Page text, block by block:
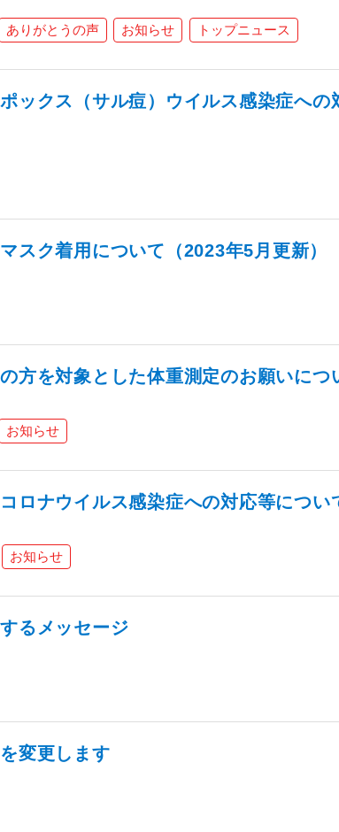
ありがとうの声 お知らせ トップニュース
ックス（サル痘）ウイルス感染症への
スク着用について（2023年5月更新）
方を対象とした体重測定のお願いにつ
お知らせ
ロナウイルス感染症への対応等につい
お知らせ
るメッセージ
変更します